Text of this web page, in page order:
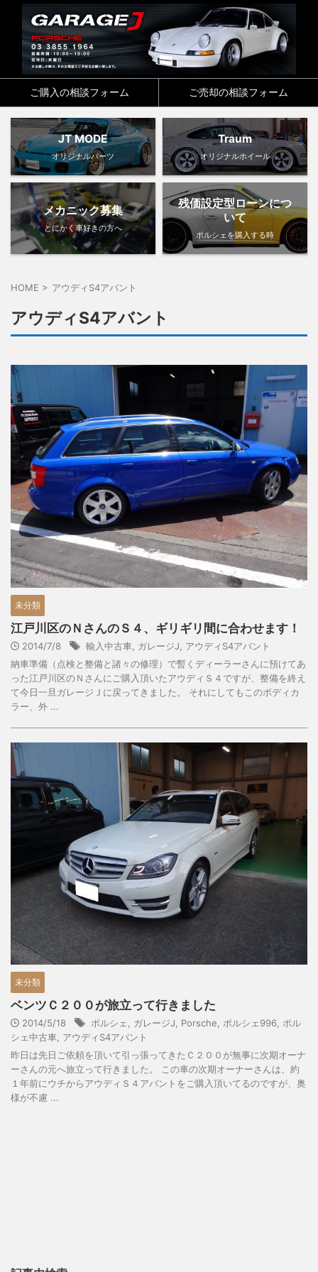
ご購入の相談フォーム ご売却の相談フォーム
JT MODE
オリジナルパーツ
Traum
オリジナルホイール
メカニック募集
とにかく車好きの方へ
残価設定型ローンにつ
いて
ポルシェを購入する時
HOME > アウディS4アバント
アウディS4アバント
未分類
江戸川区のＮさんのＳ４、ギリギリ間に合わせます！
2014/7/8 輸入中古車 ガレージJ
アウディS4アバント
納車準備（点検と整備と諸々の修理）で暫くディーラーさんに預けてあ
った江戸川区のＮさんにご購入頂いたアウディＳ４ですが、整備を終え
て今日一旦ガレージＪに戻ってきました。 それにしてもこのボディカ
ラー、外 ...
未分類
ベンツＣ２００が旅立って行きました
2014/5/18 ポルシェ ガレージJ Porsche ポルシェ996 ポル
シェ中古車 アウディS4アバント
昨日は先日ご依頼を頂いて引っ張ってきたＣ２００が無事に次期オーナ
ーさんの元へ旅立って行きました。 この車の次期オーナーさんは、約
１年前にウチからアウディＳ４アバントをご購入頂いてるのですが、奥
様が不慮 ...